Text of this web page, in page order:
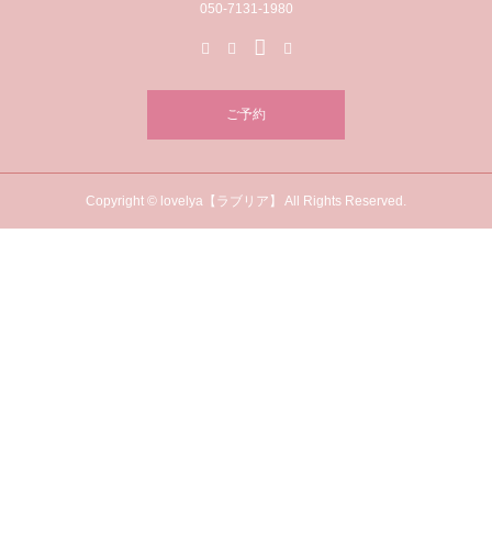
050-7131-1980
ご予約
Copyright © lovelya【ラブリア】 All Rights Reserved.